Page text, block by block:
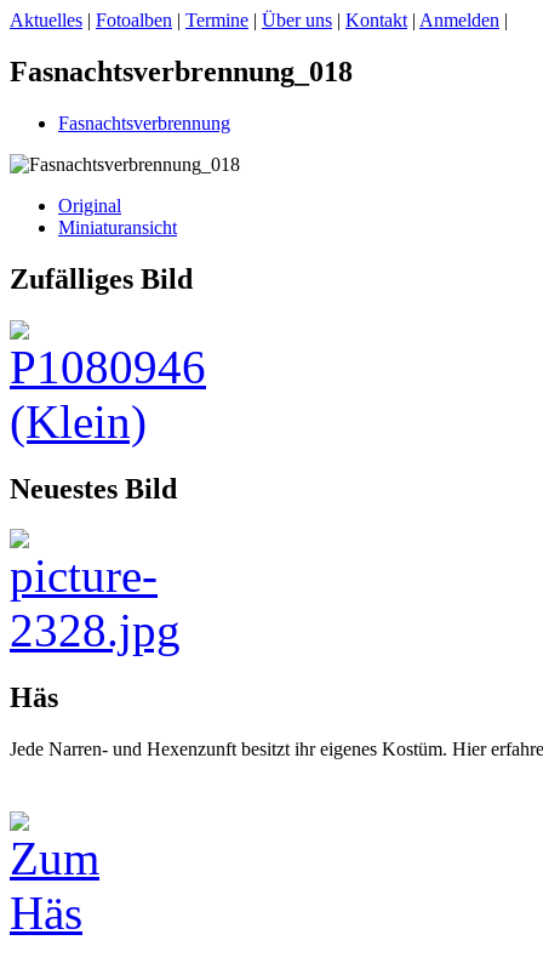
Aktuelles | Fotoalben | Termine | Über uns | Kontakt | Anmelden |
Fasnachtsverbrennung_018
Fasnachtsverbrennung
Original
Miniaturansicht
Zufälliges Bild
Neuestes Bild
Häs
Jede Narren- und Hexenzunft besitzt ihr eigenes Kostüm. Hier